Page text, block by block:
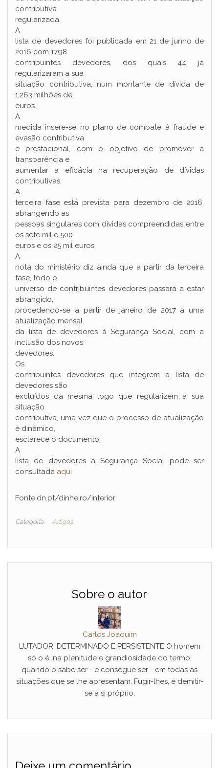
contributiva
regularizada.
A
lista de devedores foi publicada em 21 de junho de
2016 com 1798
contribuintes devedores, dos quais 44 já
regularizaram a sua
situação contributiva, num montante de dívida de
1,263 milhões de
euros.
A
medida insere-se no plano de combate à fraude e
evasão contributiva
e prestacional, com o objetivo de promover a
transparência e
aumentar a eficácia na recuperação de dívidas
contributivas.
A
terceira fase está prevista para dezembro de 2016,
abrangendo as
pessoas singulares com dívidas compreendidas entre
os sete mil e 500
euros e os 25 mil euros.
A
nota do ministério diz ainda que a partir da terceira
fase, todo o
universo de contribuintes devedores passará a estar
abrangido,
procedendo-se a partir de janeiro de 2017 a uma
atualização mensal
da lista de devedores à Segurança Social, com a
inclusão dos novos
devedores.
Os
contribuintes devedores que integrem a lista de
devedores são
excluídos da mesma logo que regularizem a sua
situação
contributiva, uma vez que o processo de atualização
é dinâmico,
esclarece o documento.
A
lista de devedores à Segurança Social pode ser
consultada aqui
Fonte:dn.pt/dinheiro/interior
Categoria Artigos
Sobre o autor
Carlos Joaquim
LUTADOR, DETERMINADO E PERSISTENTE O homem
só o é, na plenitude e grandiosidade do termo,
quando o sabe ser - e consegue ser - em todas as
situações que se lhe apresentam. Fugir-lhes, é demitir-
se a si próprio.